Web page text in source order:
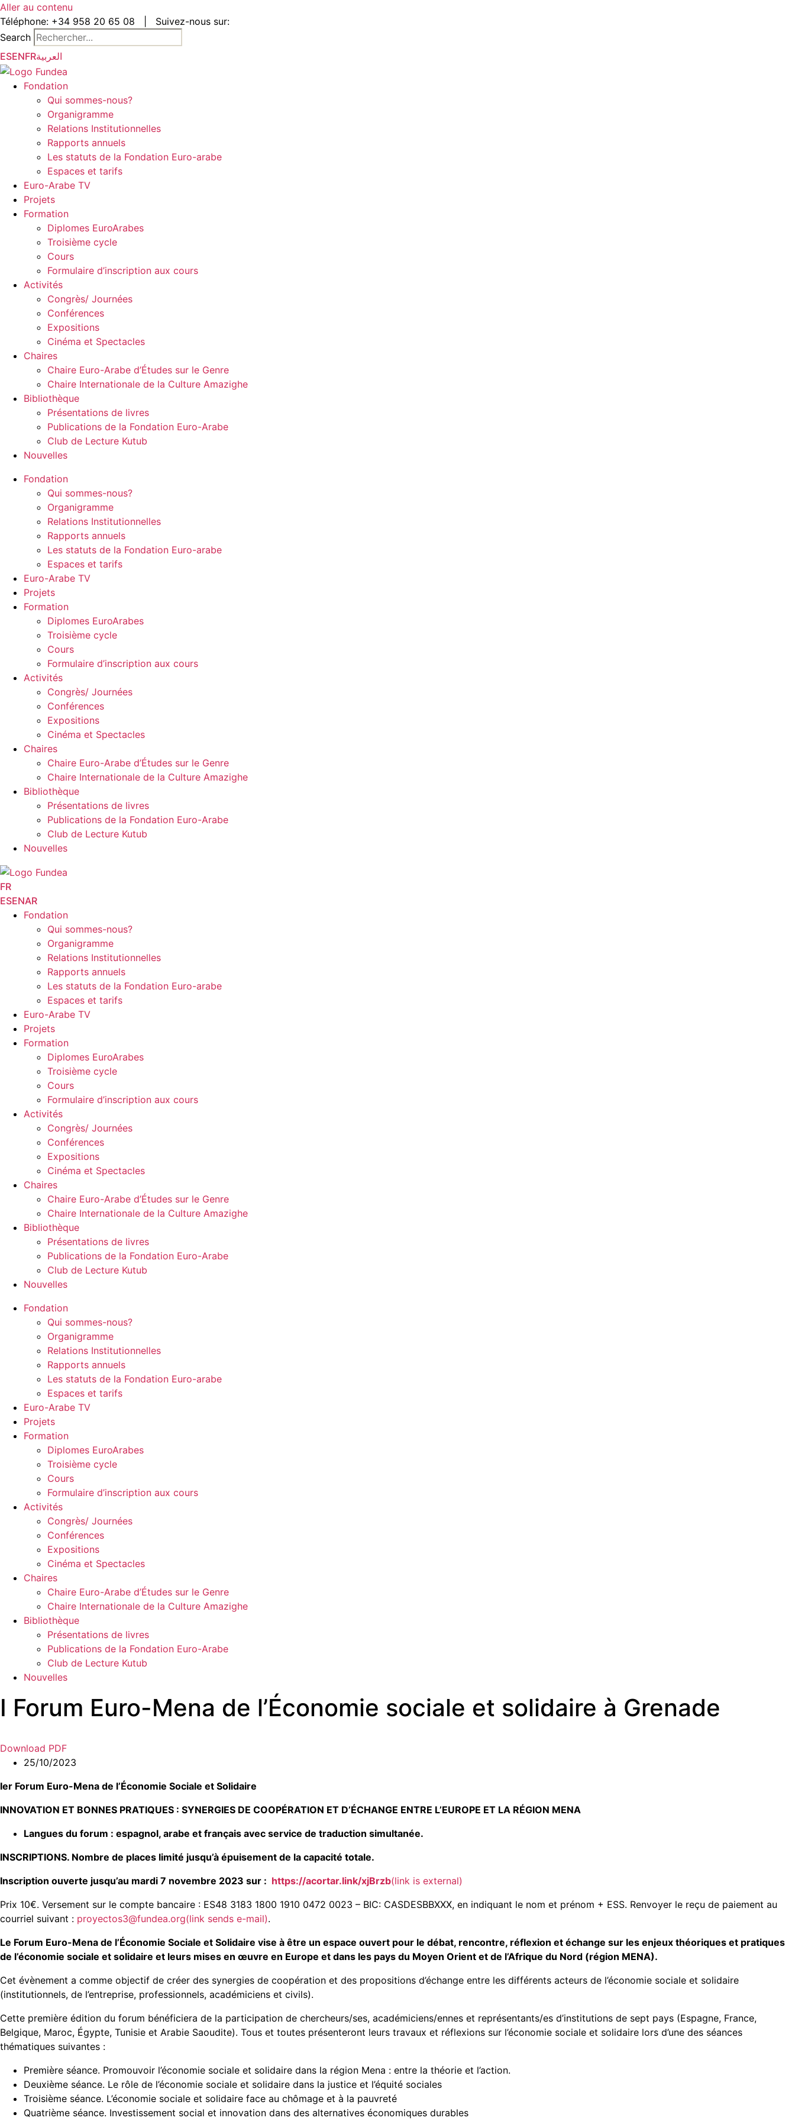
Aller au contenu
Téléphone: +34 958 20 65 08
Suivez-nous sur:
Search
ESENFRالعربية
Fondation
Qui sommes-nous?
Organigramme
Relations Institutionnelles
Rapports annuels
Les statuts de la Fondation Euro-arabe
Espaces et tarifs
Euro-Arabe TV
Projets
Formation
Diplomes EuroArabes
Troisième cycle
Cours
Formulaire d’inscription aux cours
Activités
Congrès/ Journées
Conférences
Expositions
Cinéma et Spectacles
Chaires
Chaire Euro-Arabe d’Études sur le Genre
Chaire Internationale de la Culture Amazighe
Bibliothèque
Présentations de livres
Publications de la Fondation Euro-Arabe
Club de Lecture Kutub
Nouvelles
Fondation
Qui sommes-nous?
Organigramme
Relations Institutionnelles
Rapports annuels
Les statuts de la Fondation Euro-arabe
Espaces et tarifs
Euro-Arabe TV
Projets
Formation
Diplomes EuroArabes
Troisième cycle
Cours
Formulaire d’inscription aux cours
Activités
Congrès/ Journées
Conférences
Expositions
Cinéma et Spectacles
Chaires
Chaire Euro-Arabe d’Études sur le Genre
Chaire Internationale de la Culture Amazighe
Bibliothèque
Présentations de livres
Publications de la Fondation Euro-Arabe
Club de Lecture Kutub
Nouvelles
FR
ESENAR
Fondation
Qui sommes-nous?
Organigramme
Relations Institutionnelles
Rapports annuels
Les statuts de la Fondation Euro-arabe
Espaces et tarifs
Euro-Arabe TV
Projets
Formation
Diplomes EuroArabes
Troisième cycle
Cours
Formulaire d’inscription aux cours
Activités
Congrès/ Journées
Conférences
Expositions
Cinéma et Spectacles
Chaires
Chaire Euro-Arabe d’Études sur le Genre
Chaire Internationale de la Culture Amazighe
Bibliothèque
Présentations de livres
Publications de la Fondation Euro-Arabe
Club de Lecture Kutub
Nouvelles
Fondation
Qui sommes-nous?
Organigramme
Relations Institutionnelles
Rapports annuels
Les statuts de la Fondation Euro-arabe
Espaces et tarifs
Euro-Arabe TV
Projets
Formation
Diplomes EuroArabes
Troisième cycle
Cours
Formulaire d’inscription aux cours
Activités
Congrès/ Journées
Conférences
Expositions
Cinéma et Spectacles
Chaires
Chaire Euro-Arabe d’Études sur le Genre
Chaire Internationale de la Culture Amazighe
Bibliothèque
Présentations de livres
Publications de la Fondation Euro-Arabe
Club de Lecture Kutub
Nouvelles
I Forum Euro-Mena de l’Économie sociale et solidaire à Grenade
Download PDF
25/10/2023
Ier Forum Euro-Mena de l’Économie Sociale et Solidaire
INNOVATION ET BONNES PRATIQUES : SYNERGIES DE COOPÉRATION ET D’ÉCHANGE ENTRE L’EUROPE ET LA RÉGION MENA
Langues du forum : espagnol, arabe et français avec service de traduction simultanée.
INSCRIPTIONS. Nombre de places limité jusqu’à épuisement de la capacité totale.
Inscription ouverte jusqu’au mardi 7 novembre 2023 sur : https://acortar.link/xjBrzb(link is external)
Prix 10€. Versement sur le compte bancaire : ES48 3183 1800 1910 0472 0023 – BIC: CASDESBBXXX, en indiquant le nom et prénom + ESS. Renvoyer le reçu de paiement au
courriel suivant : proyectos3@fundea.org(link sends e-mail).
Le Forum Euro-Mena de l’Économie Sociale et Solidaire vise à être un espace ouvert pour le débat, rencontre, réflexion et échange sur les enjeux théoriques et pratiques
de l’économie sociale et solidaire et leurs mises en œuvre en Europe et dans les pays du Moyen Orient et de l’Afrique du Nord (région MENA).
Cet évènement a comme objectif de créer des synergies de coopération et des propositions d’échange entre les différents acteurs de l’économie sociale et solidaire
(institutionnels, de l’entreprise, professionnels, académiciens et civils).
Cette première édition du forum bénéficiera de la participation de chercheurs/ses, académiciens/ennes et représentants/es d’institutions de sept pays (Espagne, France,
Belgique, Maroc, Égypte, Tunisie et Arabie Saoudite). Tous et toutes présenteront leurs travaux et réflexions sur l’économie sociale et solidaire lors d’une des séances
thématiques suivantes :
Première séance. Promouvoir l’économie sociale et solidaire dans la région Mena : entre la théorie et l’action.
Deuxième séance. Le rôle de l’économie sociale et solidaire dans la justice et l’équité sociales
Troisième séance. L’économie sociale et solidaire face au chômage et à la pauvreté
Quatrième séance. Investissement social et innovation dans des alternatives économiques durables